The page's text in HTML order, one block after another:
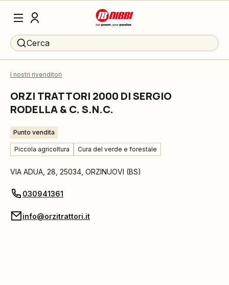
Cerca
I nostri rivenditori
ORZI TRATTORI 2000 DI SERGIO
RODELLA & C. S.N.C.
Punto vendita
Piccola agricoltura Cura del verde e forestale
VIA ADUA, 28 25034 ORZINUOVI (BS)
030941361
info@orzitrattori.it